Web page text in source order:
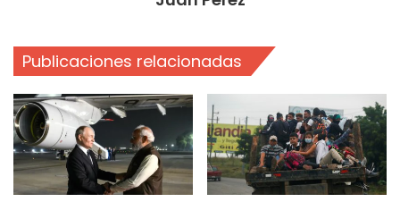
Publicaciones relacionadas